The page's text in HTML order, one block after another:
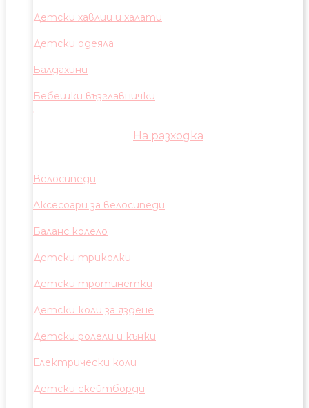
Детски хавлии и халати
Детски одеяла
Балдахини
Бебешки възглавнички
На разходка
Велосипеди
Аксесоари за велосипеди
Баланс колело
Детски триколки
Детски тротинетки
Детски коли за яздене
Детски ролели и кънки
Електрически коли
Детски скейтборди